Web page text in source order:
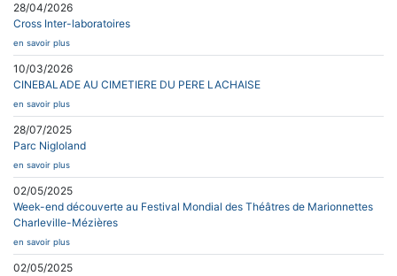
28/04/2026
Cross Inter-laboratoires
en savoir plus
10/03/2026
CINEBALADE AU CIMETIERE DU PERE LACHAISE
en savoir plus
28/07/2025
Parc Nigloland
en savoir plus
02/05/2025
Week-end découverte au Festival Mondial des Théâtres de Marionnettes
Charleville-Mézières
en savoir plus
02/05/2025